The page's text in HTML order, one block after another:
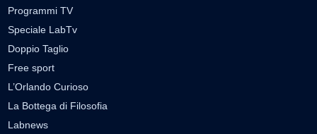
Programmi TV
Speciale LabTv
Doppio Taglio
Free sport
L’Orlando Curioso
La Bottega di Filosofia
Labnews